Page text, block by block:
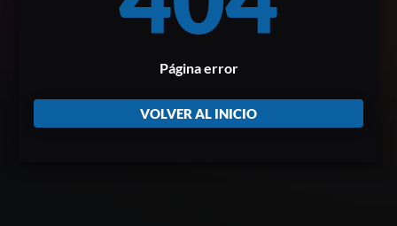
Página error
VOLVER AL INICIO